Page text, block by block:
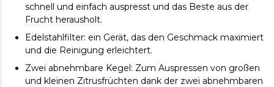
schnell und einfach auspresst und das Beste aus der
Frucht herausholt.
Edelstahlfilter: ein Gerät, das den Geschmack maximiert
und die Reinigung erleichtert.
Zwei abnehmbare Kegel: Zum Auspressen von großen
und kleinen Zitrusfrüchten dank der zwei abnehmbaren